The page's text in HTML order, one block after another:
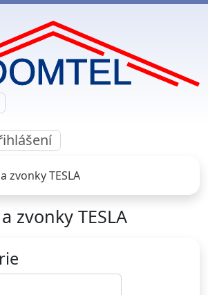
zvonky TESLA
zvonky TESLA